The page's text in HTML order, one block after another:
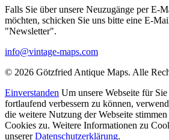
Falls Sie über unsere Neuzugänge per E-
möchten, schicken Sie uns bitte eine E-
"Newsletter".
info@vintage-maps.com
© 2026 Götzfried Antique Maps. Alle
Einverstanden Um unsere Webseite für
fortlaufend verbessern zu können,
die weitere Nutzung der Webseite
Cookies zu. Weitere Informationen zu
unsererDatenschutzerklärung.